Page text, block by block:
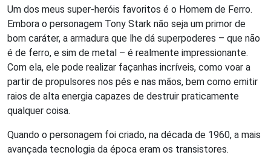
Um dos meus super-heróis favoritos é o Homem de Ferro.
Embora o personagem Tony Stark não seja um primor de
bom caráter, a armadura que lhe dá superpoderes – que não
é de ferro, e sim de metal – é realmente impressionante.
Com ela, ele pode realizar façanhas incríveis, como voar a
partir de propulsores nos pés e nas mãos, bem como emitir
raios de alta energia capazes de destruir praticamente
qualquer coisa.
Quando o personagem foi criado, na década de 1960, a mais
avançada tecnologia da época eram os transistores.